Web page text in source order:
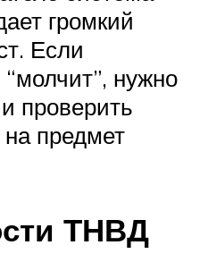
громкий
Если
нужно
проверить
предмет
ТНВД